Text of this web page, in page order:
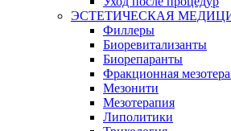
ЭСТЕТИЧЕСКАЯ
Филлеры
Биоревитализанты
Биорепаранты
Фракционная
Мезонити
Мезотерапия
Липолитики